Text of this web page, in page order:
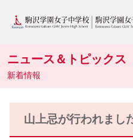
ニュース＆トピックス
新着情報
山上忌が行われまし